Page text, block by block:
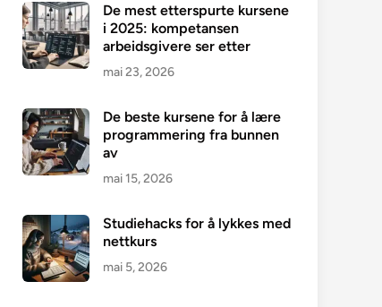
De mest etterspurte kursene
i 2025: kompetansen
arbeidsgivere ser etter
mai 23, 2026
De beste kursene for å lære
programmering fra bunnen
av
mai 15, 2026
Studiehacks for å lykkes med
nettkurs
mai 5, 2026